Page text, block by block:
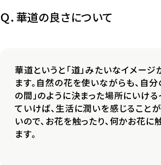
Ｑ．華道の良さについて
華道というと「道」みたいなイメー
ます。自然の花を使いながらも、自
の間」のように決まった場所にいけ
ていけば、生活に潤いを感じること
いので、お花を触ったり、何かお花
ます。